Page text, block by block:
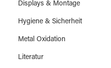
Displays & Montage
Hygiene & Sicherheit
Metal Oxidation
Literatur